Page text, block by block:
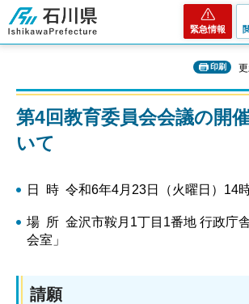
石川県
緊急情報
印刷
第4回教育委員会会議の開
いて
日 時 令和6年4月23日（火曜日）14
場 所 金沢市鞍月1丁目1番地 行政庁
会室」
請願